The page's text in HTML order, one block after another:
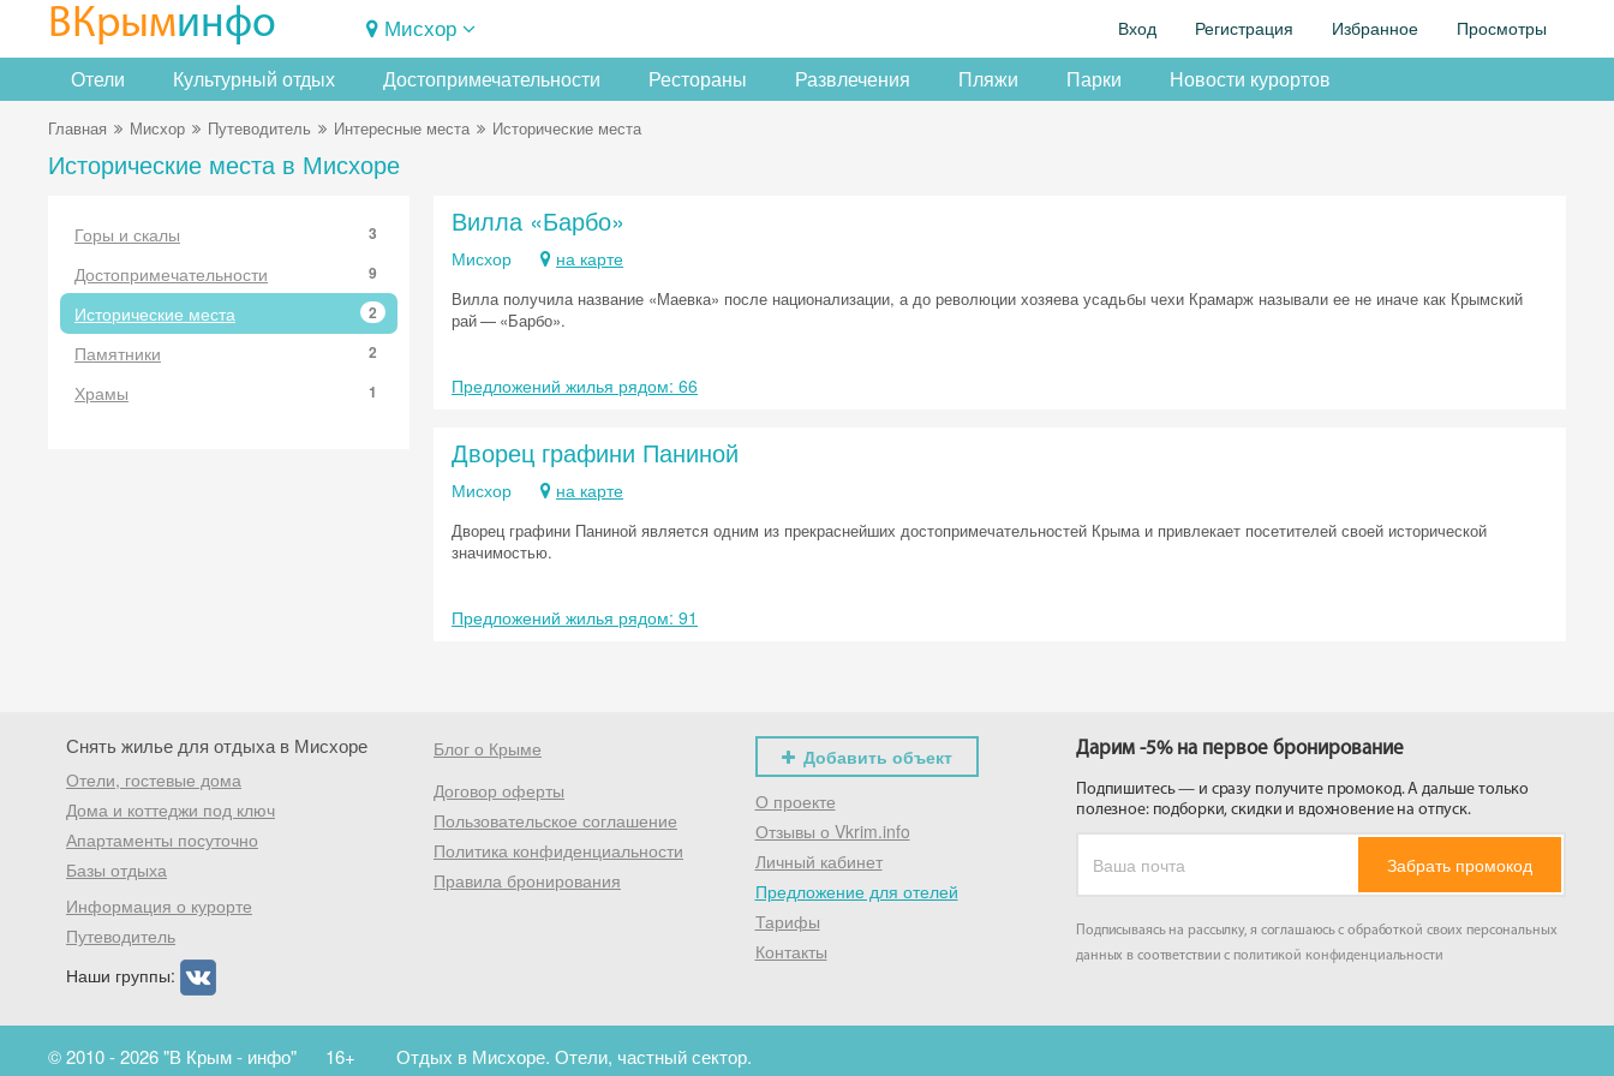
ВКрыминфо Мисхор Вход Регистрация Избранное Просмотры
Отели Культурный отдых Достопримечательности Рестораны Развлечения Пляжи Парки Новости курортов
Главная Мисхор Путеводитель Интересные места Исторические места
Исторические места в Мисхоре
Горы и скалы 3
Достопримечательности 9
Исторические места 2
Памятники 2
Храмы 1
Вилла «Барбо»
Мисхор на карте
Вилла получила название «Маевка» после национализации, а до революции хозяева усадьбы чехи Крамарж называли ее не иначе как Крымский
рай — «Барбо».
Предложений жилья рядом: 66
Дворец графини Паниной
Мисхор на карте
Дворец графини Паниной является одним из прекраснейших достопримечательностей Крыма и привлекает посетителей своей исторической
значимостью.
Предложений жилья рядом: 91
Снять жилье для отдыха в Мисхоре
Отели, гостевые дома
Дома и коттеджи под ключ
Апартаменты посуточно
Базы отдыха
Информация о курорте
Путеводитель
Наши группы:
Блог о Крыме
Договор оферты
Пользовательское соглашение
Политика конфиденциальности
Правила бронирования
Добавить объект
О проекте
Отзывы о Vkrim.info
Личный кабинет
Предложение для отелей
Тарифы
Контакты
Дарим -5% на первое бронирование
Подпишитесь — и сразу получите промокод. А дальше только
полезное: подборки, скидки и вдохновение на отпуск.
Забрать промокод
Подписываясь на рассылку, я соглашаюсь с обработкой своих персональных
данных в соответствии с политикой конфиденциальности
© 2010 - 2026 "В Крым - инфо" 16+ Отдых в Мисхоре. Отели, частный сектор.
Скидка −5%